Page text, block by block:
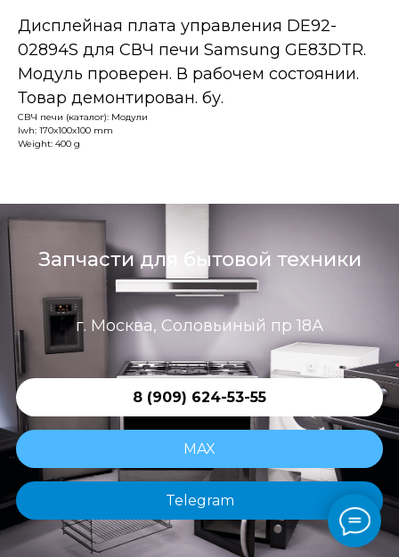
Дисплейная плата управления DE92-
02894S для СВЧ печи Samsung GE83DTR.
Модуль проверен. В рабочем состоянии.
Товар демонтирован. бу.
СВЧ печи (каталог): Модули
lwh: 170x100x100 mm
Weight: 400 g
Запчасти для бытовой техники
г. Москва, Соловьиный пр 18А
8 (909) 624-53-55
MAX
Telegram